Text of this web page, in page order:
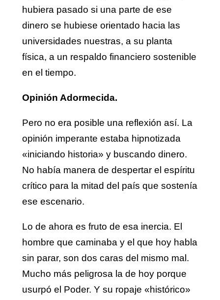
hubiera pasado si una parte de ese
dinero se hubiese orientado hacia las
universidades nuestras, a su planta
física, a un respaldo financiero sostenible
en el tiempo.
Opinión Adormecida.
Pero no era posible una reflexión así. La
opinión imperante estaba hipnotizada
«iniciando historia» y buscando dinero.
No había manera de despertar el espíritu
crítico para la mitad del país que sostenía
ese escenario.
Lo de ahora es fruto de esa inercia. El
hombre que caminaba y el que hoy habla
sin parar, son dos caras del mismo mal.
Mucho más peligrosa la de hoy porque
usurpó el Poder. Y su ropaje «histórico»